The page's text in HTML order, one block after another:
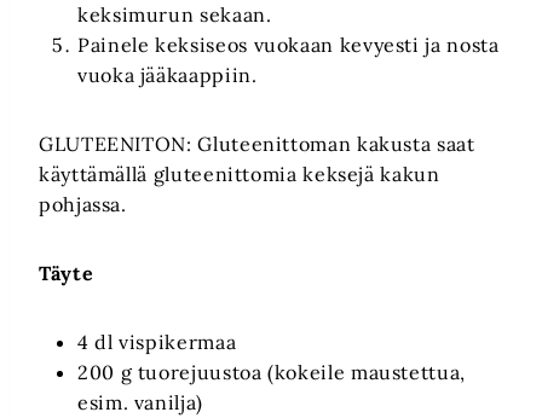
keksimurun sekaan.
Painele keksiseos vuokaan kevyesti ja nosta
vuoka jääkaappiin.
GLUTEENITON: Gluteenittoman kakusta saat
käyttämällä gluteenittomia keksejä kakun
pohjassa.
Täyte
4 dl vispikermaa
200 g tuorejuustoa (kokeile maustettua,
esim. vanilja)